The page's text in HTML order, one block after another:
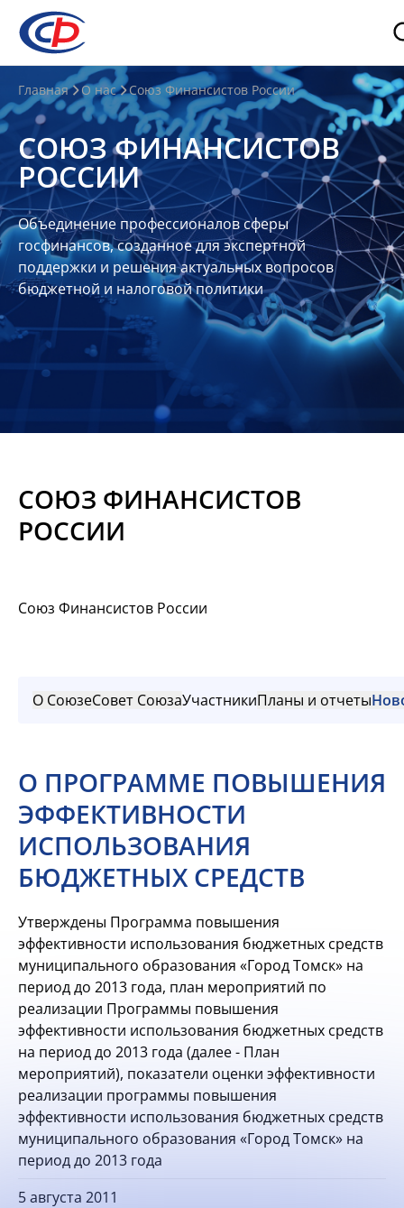
О
нас
О
СФР
Совет
Союза
Участники
Планы
отчеты
Контакты
Материалы
Главная О нас Союз Финансистов России
СОЮЗ ФИНАНСИСТОВ
РОССИИ
Объединение профессионалов сферы
госфинансов, созданное для экспертной
поддержки и решения актуальных вопросов
бюджетной и налоговой политики
СОЮЗ ФИНАНСИСТОВ
РОССИИ
Союз Финансистов России
О СоюзеСовет СоюзаУчастникиПланы и отчеты
О ПРОГРАММЕ ПОВЫШЕНИЯ
ЭФФЕКТИВНОСТИ
ИСПОЛЬЗОВАНИЯ
БЮДЖЕТНЫХ СРЕДСТВ
Утверждены Программа повышения
эффективности использования бюджетных средств
муниципального образования «Город Томск» на
период до 2013 года, план мероприятий по
реализации Программы повышения
эффективности использования бюджетных средств
на период до 2013 года (далее - План
мероприятий), показатели оценки эффективности
реализации программы повышения
эффективности использования бюджетных средств
муниципального образования «Город Томск» на
период до 2013 года
5 августа 2011